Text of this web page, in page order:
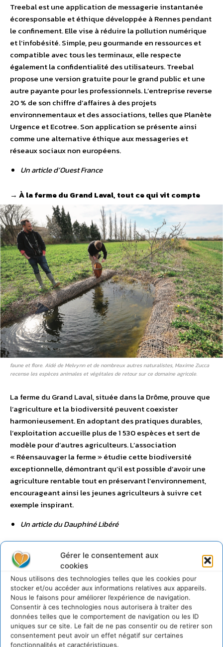
Gérer le consentement aux
cookies
Nous utilisons des technologies telles que les cookies pour
stocker et/ou accéder aux informations relatives aux appareils.
Nous le faisons pour améliorer l’expérience de navigation.
Consentir à ces technologies nous autorisera à traiter des
données telles que le comportement de navigation ou les ID
uniques sur ce site. Le fait de ne pas consentir ou de retirer son
consentement peut avoir un effet négatif sur certaines
fonctionnalités et caractéristiques.
Treebal est une application de messagerie instantanée
écoresponsable et éthique développée à Rennes pendant
le confinement. Elle vise à réduire la pollution numérique
et l’infobésité. Simple, peu gourmande en ressources et
compatible avec tous les terminaux, elle respecte
également la confidentialité des utilisateurs. Treebal
propose une version gratuite pour le grand public et une
autre payante pour les professionnels. L’entreprise reverse
20 % de son chiffre d’affaires à des projets
environnementaux et des associations, telles que Planète
Urgence et Ecotree. Son application se présente ainsi
comme une alternative éthique aux messageries et
réseaux sociaux non européens.
Un article d’Ouest France
→ À la ferme du Grand Laval, tout ce qui vit compte
faune et flore. Aidé de Melvynn et de nombreux autres naturalistes, Maxime Zucca
recense les espèces animales et végétales de retour sur ce domaine agricole.
La ferme du Grand Laval, située dans la Drôme, prouve que
l’agriculture et la biodiversité peuvent coexister
harmonieusement. En adoptant des pratiques durables,
l’exploitation accueille plus de 1 530 espèces et sert de
modèle pour d’autres agriculteurs. L’association
« Réensauvager la ferme » étudie cette biodiversité
exceptionnelle, démontrant qu’il est possible d’avoir une
agriculture rentable tout en préservant l’environnement,
encourageant ainsi les jeunes agriculteurs à suivre cet
exemple inspirant.
Un article du Dauphiné Libéré
“
En quête de demain est un message d’espoir, qui nous
rappelle que tous les jours, des femmes et des hommes
œuvrent déjà, parfois dans l’ombre, à transformer nos
modèles et à en imaginer de nouveaux. Un monde plus
durable, plus résilient et plus juste est à notre portée,
continuons à essaimer.” conclutChristian de Boisredon,
Fondateur et CEO de Sparknews.